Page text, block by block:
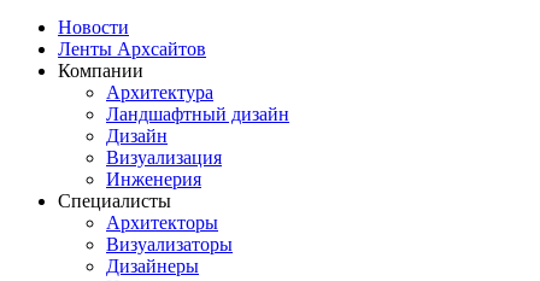
Новости
Ленты Архсайтов
Компании
Архитектура
Ландшафтный дизайн
Дизайн
Визуализация
Инженерия
Специалисты
Архитекторы
Визуализаторы
Дизайнеры